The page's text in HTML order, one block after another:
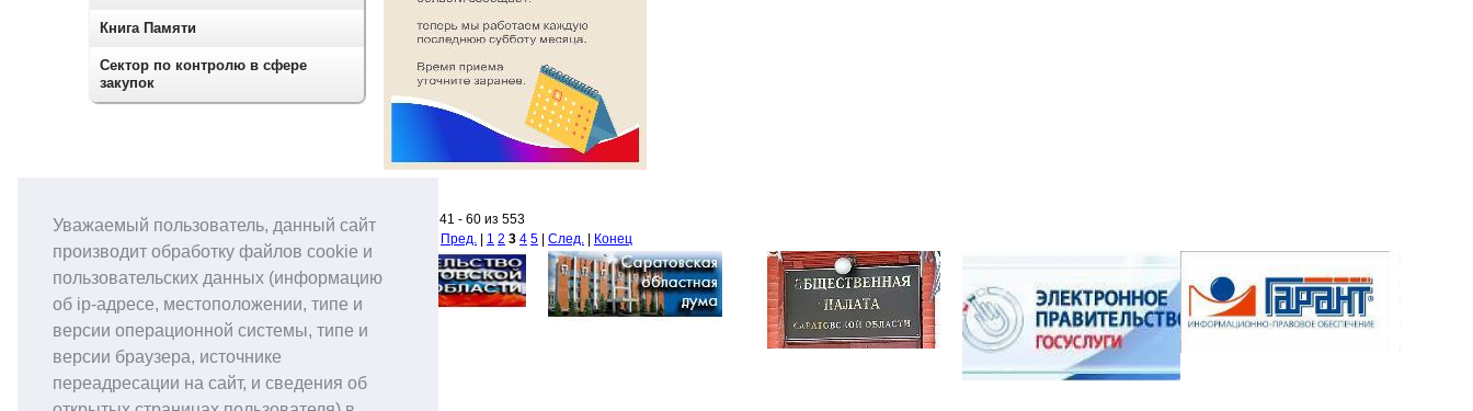
Уважаемый пользователь, данный сайт
производит обработку файлов cookie и
пользовательских данных (информацию
об ip-адресе, местоположении, типе и
версии операционной системы, типе и
версии браузера, источнике
переадресации на сайт, и сведения об
Новости 41 - 60 из 553
Пред. 1 2 3 4 5 След. Конец
Книга Памяти
Сектор по контролю в сфере
закупок